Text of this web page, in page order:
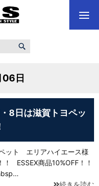
06日
8日は滋賀トヨペッ
ット エリアハイエース様
ESSEX商品10%OFF！！